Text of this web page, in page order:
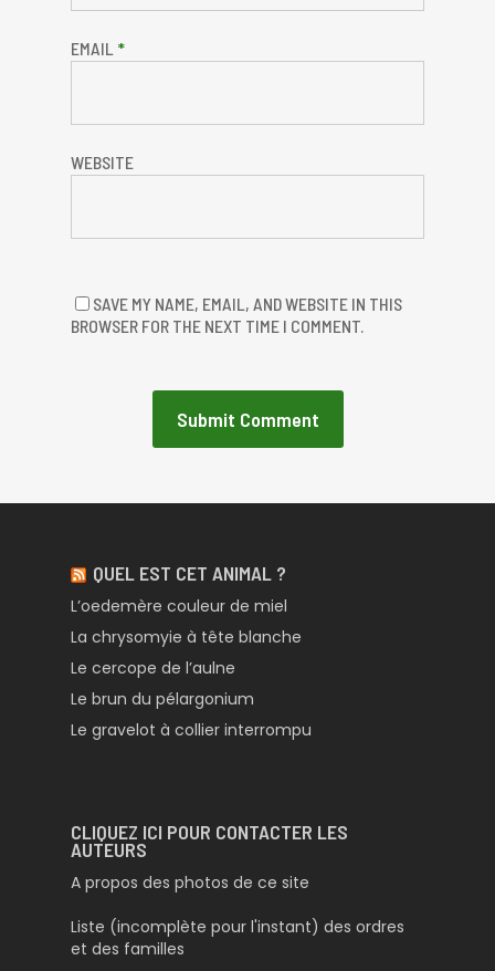
EMAIL *
WEBSITE
SAVE MY NAME, EMAIL, AND WEBSITE IN THIS
BROWSER FOR THE NEXT TIME I COMMENT.
QUEL EST CET ANIMAL ?
L’oedemère couleur de miel
La chrysomyie à tête blanche
Le cercope de l’aulne
Le brun du pélargonium
Le gravelot à collier interrompu
CLIQUEZ ICI POUR CONTACTER LES
AUTEURS
A propos des photos de ce site
Liste (incomplète pour l'instant) des ordres
et des familles